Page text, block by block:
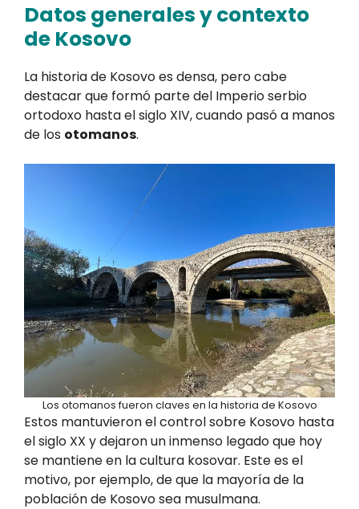
Datos generales y contexto
de Kosovo
La historia de Kosovo es densa, pero cabe
destacar que formó parte del Imperio serbio
ortodoxo hasta el siglo XIV, cuando pasó a manos
de los otomanos.
Los otomanos fueron claves en la historia de Kosovo
Estos mantuvieron el control sobre Kosovo hasta
el siglo XX y dejaron un inmenso legado que hoy
se mantiene en la cultura kosovar. Este es el
motivo, por ejemplo, de que la mayoría de la
población de Kosovo sea musulmana.